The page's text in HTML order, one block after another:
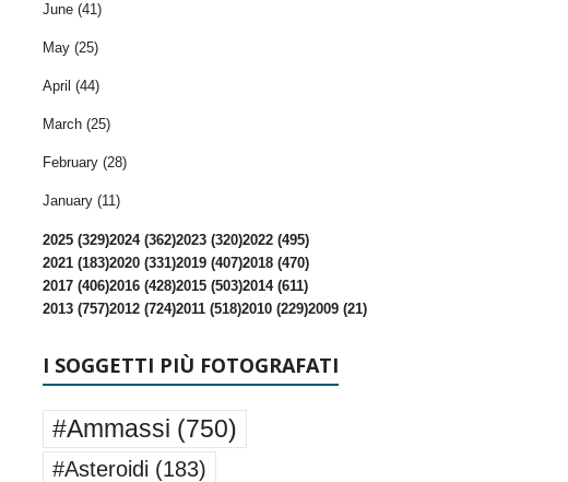
June (41)
May (25)
April (44)
March (25)
February (28)
January (11)
2025 (329)2024 (362)2023 (320)2022 (495)
2021 (183)2020 (331)2019 (407)2018 (470)
2017 (406)2016 (428)2015 (503)2014 (611)
2013 (757)2012 (724)2011 (518)2010 (229)2009 (21)
I SOGGETTI PIÙ FOTOGRAFATI
#Ammassi (750)
#Asteroidi (183)